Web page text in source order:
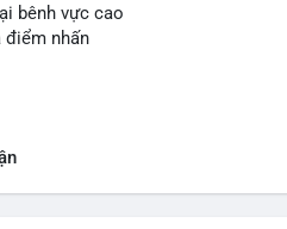
bênh vực cao
điểm nhấn